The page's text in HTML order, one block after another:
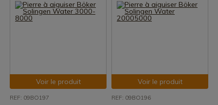
Voir le produit
REF: 09BO197
Voir le produit
REF: 09BO196